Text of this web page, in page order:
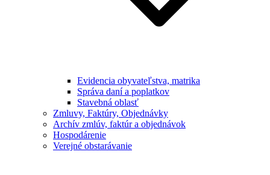
Evidencia obyvateľstva, matrika
Správa daní a poplatkov
Stavebná oblasť
Zmluvy, Faktúry, Objednávky
Archív zmlúv, faktúr a objednávok
Hospodárenie
Verejné obstarávanie